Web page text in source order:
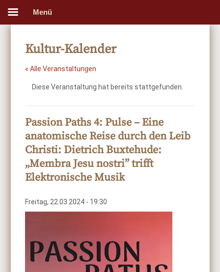
Kultur-Kalender
« Alle Veranstaltungen
Diese Veranstaltung hat bereits stattgefunden.
Passion Paths 4: Pulse – Eine
anatomische Reise durch den Leib
Christi: Dietrich Buxtehude:
„Membra Jesu nostri” trifft
Elektronische Musik
Freitag, 22.03.2024 - 19:30
Menü